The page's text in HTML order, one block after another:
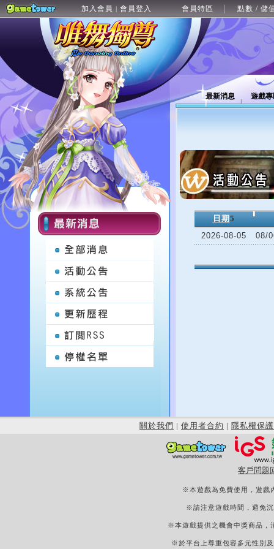
加入會員 | 會員登入 會員特區 點數 / 儲
最新消息 遊戲
日期 5
2026-08-05
08/
關於我們 | 使用者合約 | 隱私權保護
客戶問題
※本遊戲為免費使用，遊戲
※請注意遊戲時間，避免
※本遊戲提供之機會中獎商品，
※於平台上尊重包容多元性別